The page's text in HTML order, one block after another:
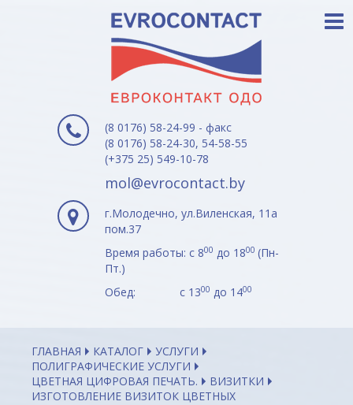
(8 0176) 58-24-99 - факс
(8 0176) 58-24-30, 54-58-55
(+375 25) 549-10-78
mol@evrocontact.by
г.Молодечно, ул.Виленская, 11а
пом.37
Время работы: с 800 до 1800 (Пн-
Пт.)
Обед: с 1300 до 1400
ГЛАВНАЯ КАТАЛОГ
УСЛУГИ
ПОЛИГРАФИЧЕСКИЕ УСЛУГИ
ЦВЕТНАЯ ЦИФРОВАЯ ПЕЧАТЬ.
ВИЗИТКИ
ИЗГОТОВЛЕНИЕ ВИЗИТОК ЦВЕТНЫХ